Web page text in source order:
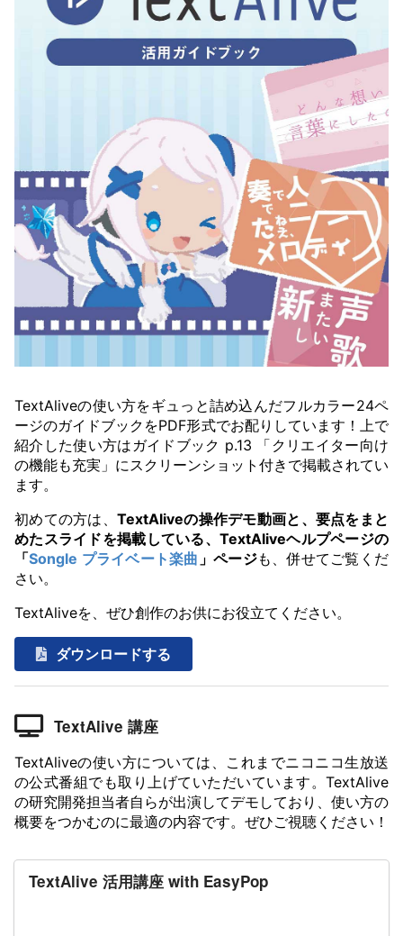
TextAliveの使い方をギュっと詰め込んだフルカラー24ペ
ージのガイドブックをPDF形式でお配りしています！上で
紹介した使い方はガイドブック p.13 「クリエイター向け
の機能も充実」にスクリーンショット付きで掲載されてい
ます。
初めての方は、 TextAliveの操作デモ動画と、要点をまと
めたスライドを掲載している、TextAliveヘルプページの
「Songle プライベート楽曲 」ページも、併せてご覧くだ
さい。
TextAliveを、ぜひ創作のお供にお役立てください。
ダウンロードする
TextAlive 講座
TextAliveの使い方については、これまでニコニコ生放送
の公式番組でも取り上げていただいています。TextAlive
の研究開発担当者自らが出演してデモしており、使い方の
概要をつかむのに最適の内容です。ぜひご視聴ください！
TextAlive 活用講座 with EasyPop